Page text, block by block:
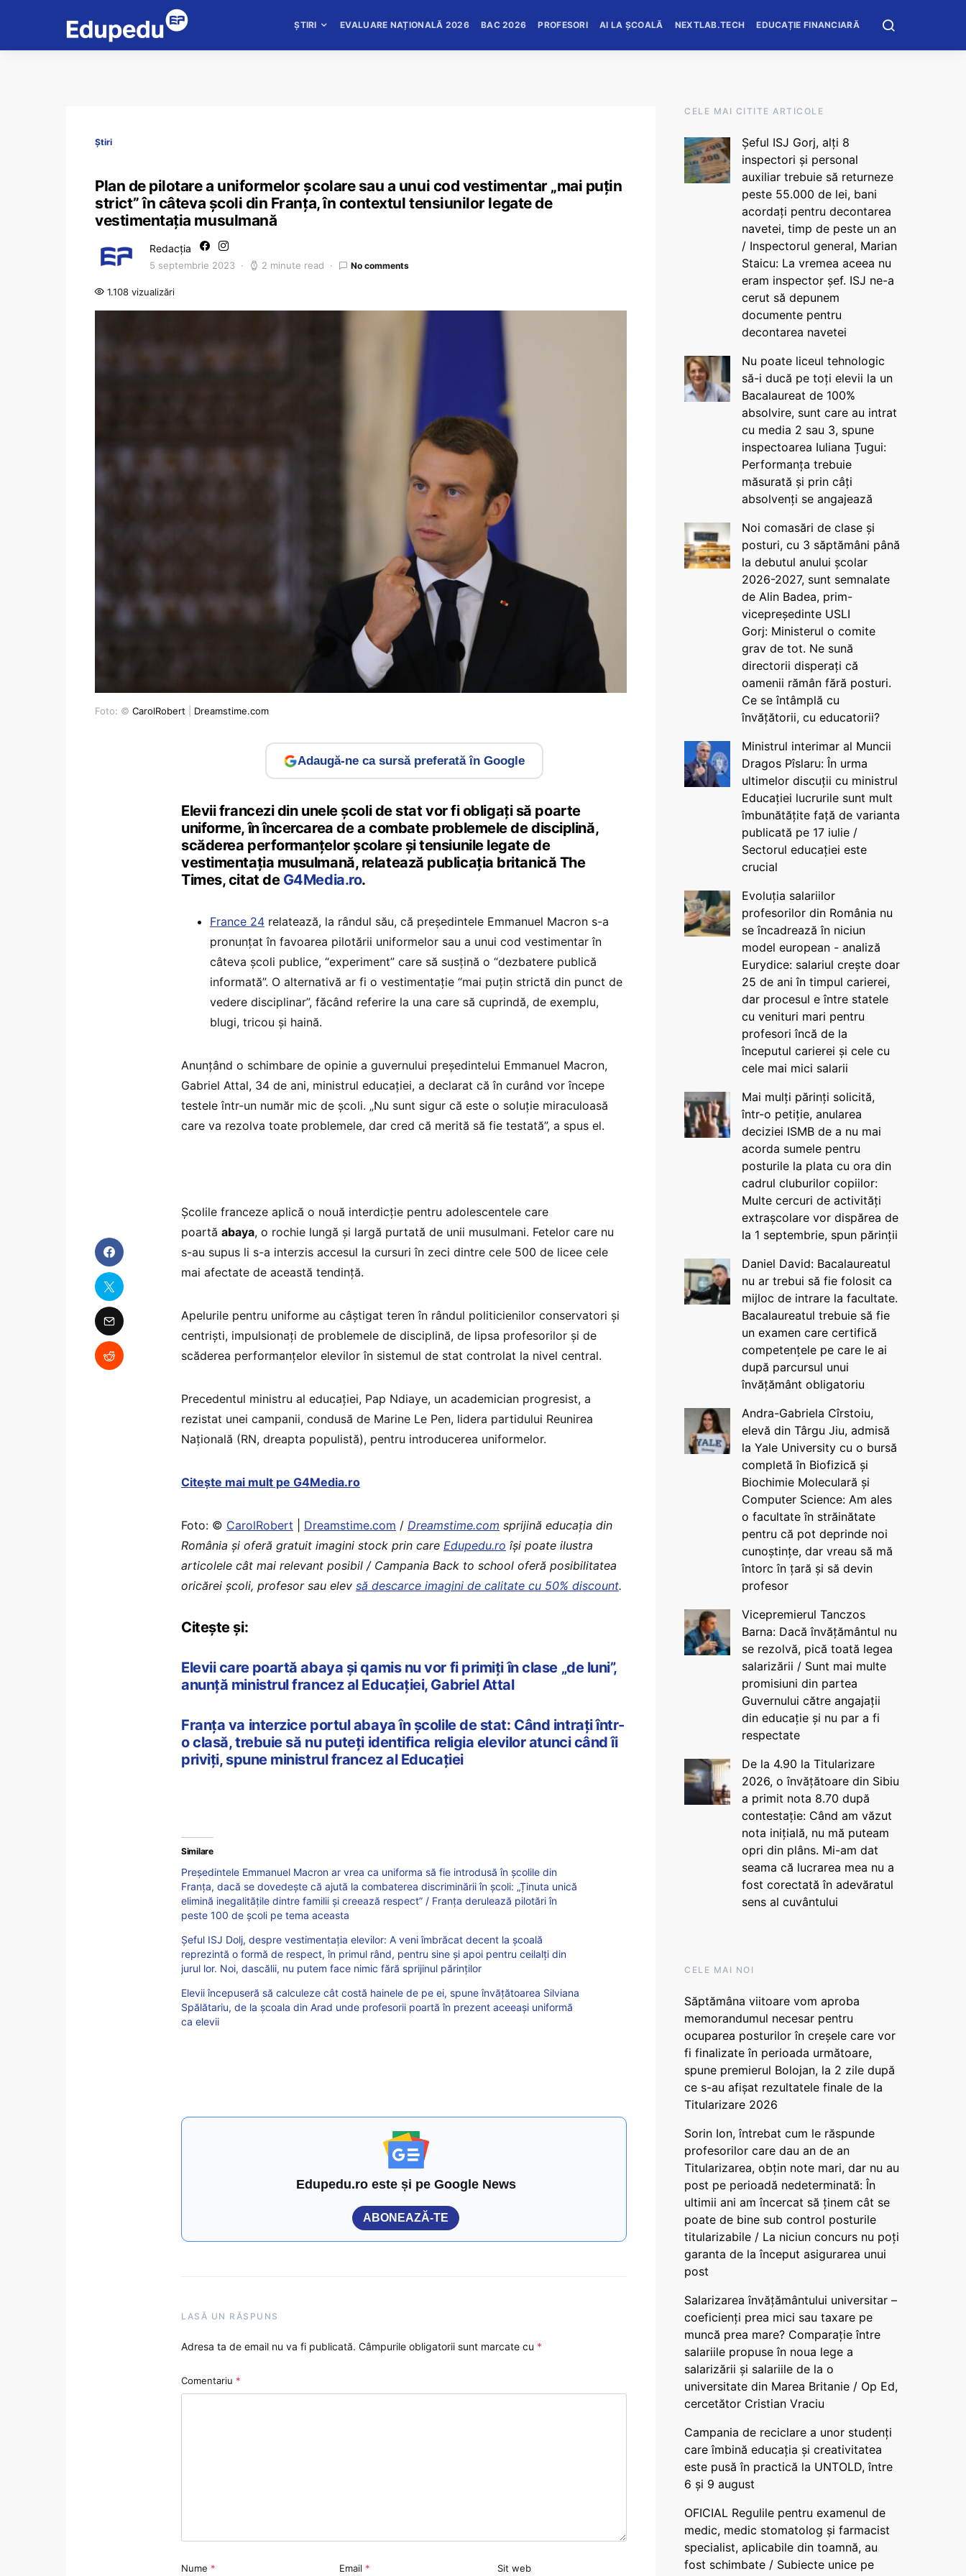
ȘTIRI EVALUARE NAȚIONALĂ 2026 BAC 2026 PROFESORI AI LA ȘCOALĂ NEXTLAB.TECH EDUCAȚIE FINANCIARĂ
Știri
Plan de pilotare a uniformelor școlare sau a unui cod vestimentar „mai puțin
strict” în câteva școli din Franța, în contextul tensiunilor legate de
vestimentația musulmană
Redacția
5 septembrie 2023 2 minute read No comments
1.108 vizualizări
Foto: © CarolRobert Dreamstime.com
Adaugă-ne ca sursă preferată în Google
Elevii francezi din unele școli de stat vor fi obligați să poarte
uniforme, în încercarea de a combate problemele de disciplină,
scăderea performanțelor școlare și tensiunile legate de
vestimentația musulmană, relatează publicația britanică The
Times, citat de G4Media.ro.
France 24 relatează, la rândul său, că președintele Emmanuel Macron s-a
pronunțat în favoarea pilotării uniformelor sau a unui cod vestimentar în
câteva școli publice, “experiment” care să susțină o “dezbatere publică
informată”. O alternativă ar fi o vestimentație “mai puțin strictă din punct de
vedere disciplinar”, făcând referire la una care să cuprindă, de exemplu,
blugi, tricou și haină.
Anunțând o schimbare de opinie a guvernului președintelui Emmanuel Macron,
Gabriel Attal, 34 de ani, ministrul educației, a declarat că în curând vor începe
testele într-un număr mic de școli. „Nu sunt sigur că este o soluție miraculoasă
care va rezolva toate problemele, dar cred că merită să fie testată”, a spus el.
Școlile franceze aplică o nouă interdicție pentru adolescentele care
poartă abaya, o rochie lungă și largă purtată de unii musulmani. Fetelor care nu
s-au supus li s-a interzis accesul la cursuri în zeci dintre cele 500 de licee cele
mai afectate de această tendință.
Apelurile pentru uniforme au câștigat teren în rândul politicienilor conservatori și
centriști, impulsionați de problemele de disciplină, de lipsa profesorilor și de
scăderea performanțelor elevilor în sistemul de stat controlat la nivel central.
Precedentul ministru al educației, Pap Ndiaye, un academician progresist, a
rezistat unei campanii, condusă de Marine Le Pen, lidera partidului Reunirea
Națională (RN, dreapta populistă), pentru introducerea uniformelor.
Citește mai mult pe G4Media.ro
Foto: © CarolRobert Dreamstime.com / Dreamstime.com sprijină educaţia din
România şi oferă gratuit imagini stock prin care Edupedu.ro îşi poate ilustra
articolele cât mai relevant posibil / Campania Back to school oferă posibilitatea
oricărei școli, profesor sau elev să descarce imagini de calitate cu 50% discount.
Citește și:
Elevii care poartă abaya și qamis nu vor fi primiți în clase „de luni”,
anunță ministrul francez al Educației, Gabriel Attal
Franța va interzice portul abaya în școlile de stat: Când intraţi într-
o clasă, trebuie să nu puteţi identifica religia elevilor atunci când îi
priviţi, spune ministrul francez al Educației
Similare
Președintele Emmanuel Macron ar vrea ca uniforma să fie introdusă în școlile din
Franța, dacă se dovedește că ajută la combaterea discriminării în școli: „Ținuta unică
elimină inegalitățile dintre familii și creează respect” / Franța derulează pilotări în
peste 100 de școli pe tema aceasta
Șeful ISJ Dolj, despre vestimentația elevilor: A veni îmbrăcat decent la școală
reprezintă o formă de respect, în primul rând, pentru sine și apoi pentru ceilalți din
jurul lor. Noi, dascălii, nu putem face nimic fără sprijinul părinților
Elevii începuseră să calculeze cât costă hainele de pe ei, spune învățătoarea Silviana
Spălătariu, de la școala din Arad unde profesorii poartă în prezent aceeaşi uniformă
ca elevii
Edupedu.ro este și pe Google News
ABONEAZĂ-TE
LASĂ UN RĂSPUNS
Adresa ta de email nu va fi publicată. Câmpurile obligatorii sunt marcate cu *
Comentariu *
Nume * Email * Sit web
CELE MAI CITITE ARTICOLE
Șeful ISJ Gorj, alți 8
inspectori și personal
auxiliar trebuie să returneze
peste 55.000 de lei, bani
acordați pentru decontarea
navetei, timp de peste un an
/ Inspectorul general, Marian
Staicu: La vremea aceea nu
eram inspector șef. ISJ ne-a
cerut să depunem
documente pentru
decontarea navetei
Nu poate liceul tehnologic
să-i ducă pe toți elevii la un
Bacalaureat de 100%
absolvire, sunt care au intrat
cu media 2 sau 3, spune
inspectoarea Iuliana Țugui:
Performanța trebuie
măsurată și prin câți
absolvenți se angajează
Noi comasări de clase și
posturi, cu 3 săptămâni până
la debutul anului școlar
2026-2027, sunt semnalate
de Alin Badea, prim-
vicepreședinte USLI
Gorj: Ministerul o comite
grav de tot. Ne sună
directorii disperați că
oamenii rămân fără posturi.
Ce se întâmplă cu
învățătorii, cu educatorii?
Ministrul interimar al Muncii
Dragos Pîslaru: În urma
ultimelor discuții cu ministrul
Educației lucrurile sunt mult
îmbunătățite față de varianta
publicată pe 17 iulie /
Sectorul educației este
crucial
Evoluția salariilor
profesorilor din România nu
se încadrează în niciun
model european - analiză
Eurydice: salariul crește doar
25 de ani în timpul carierei,
dar procesul e între statele
cu venituri mari pentru
profesori încă de la
începutul carierei și cele cu
cele mai mici salarii
Mai mulți părinți solicită,
într-o petiție, anularea
deciziei ISMB de a nu mai
acorda sumele pentru
posturile la plata cu ora din
cadrul cluburilor copiilor:
Multe cercuri de activități
extrașcolare vor dispărea de
la 1 septembrie, spun părinții
Daniel David: Bacalaureatul
nu ar trebui să fie folosit ca
mijloc de intrare la facultate.
Bacalaureatul trebuie să fie
un examen care certifică
competențele pe care le ai
după parcursul unui
învățământ obligatoriu
Andra-Gabriela Cîrstoiu,
elevă din Târgu Jiu, admisă
la Yale University cu o bursă
completă în Biofizică și
Biochimie Moleculară și
Computer Science: Am ales
o facultate în străinătate
pentru că pot deprinde noi
cunoștințe, dar vreau să mă
întorc în țară și să devin
profesor
Vicepremierul Tanczos
Barna: Dacă învățământul nu
se rezolvă, pică toată legea
salarizării / Sunt mai multe
promisiuni din partea
Guvernului către angajații
din educație și nu par a fi
respectate
De la 4.90 la Titularizare
2026, o învățătoare din Sibiu
a primit nota 8.70 după
contestație: Când am văzut
nota inițială, nu mă puteam
opri din plâns. Mi-am dat
seama că lucrarea mea nu a
fost corectată în adevăratul
sens al cuvântului
CELE MAI NOI
Săptămâna viitoare vom aproba
memorandumul necesar pentru
ocuparea posturilor în creșele care vor
fi finalizate în perioada următoare,
spune premierul Bolojan, la 2 zile după
ce s-au afișat rezultatele finale de la
Titularizare 2026
Sorin Ion, întrebat cum le răspunde
profesorilor care dau an de an
Titularizarea, obțin note mari, dar nu au
post pe perioadă nedeterminată: În
ultimii ani am încercat să ținem cât se
poate de bine sub control posturile
titularizabile / La niciun concurs nu poți
garanta de la început asigurarea unui
post
Salarizarea învățământului universitar –
coeficienți prea mici sau taxare pe
muncă prea mare? Comparație între
salariile propuse în noua lege a
salarizării și salariile de la o
universitate din Marea Britanie / Op Ed,
cercetător Cristian Vraciu
Campania de reciclare a unor studenți
care îmbină educația și creativitatea
este pusă în practică la UNTOLD, între
6 și 9 august
OFICIAL Regulile pentru examenul de
medic, medic stomatolog și farmacist
specialist, aplicabile din toamnă, au
fost schimbate / Subiecte unice pe